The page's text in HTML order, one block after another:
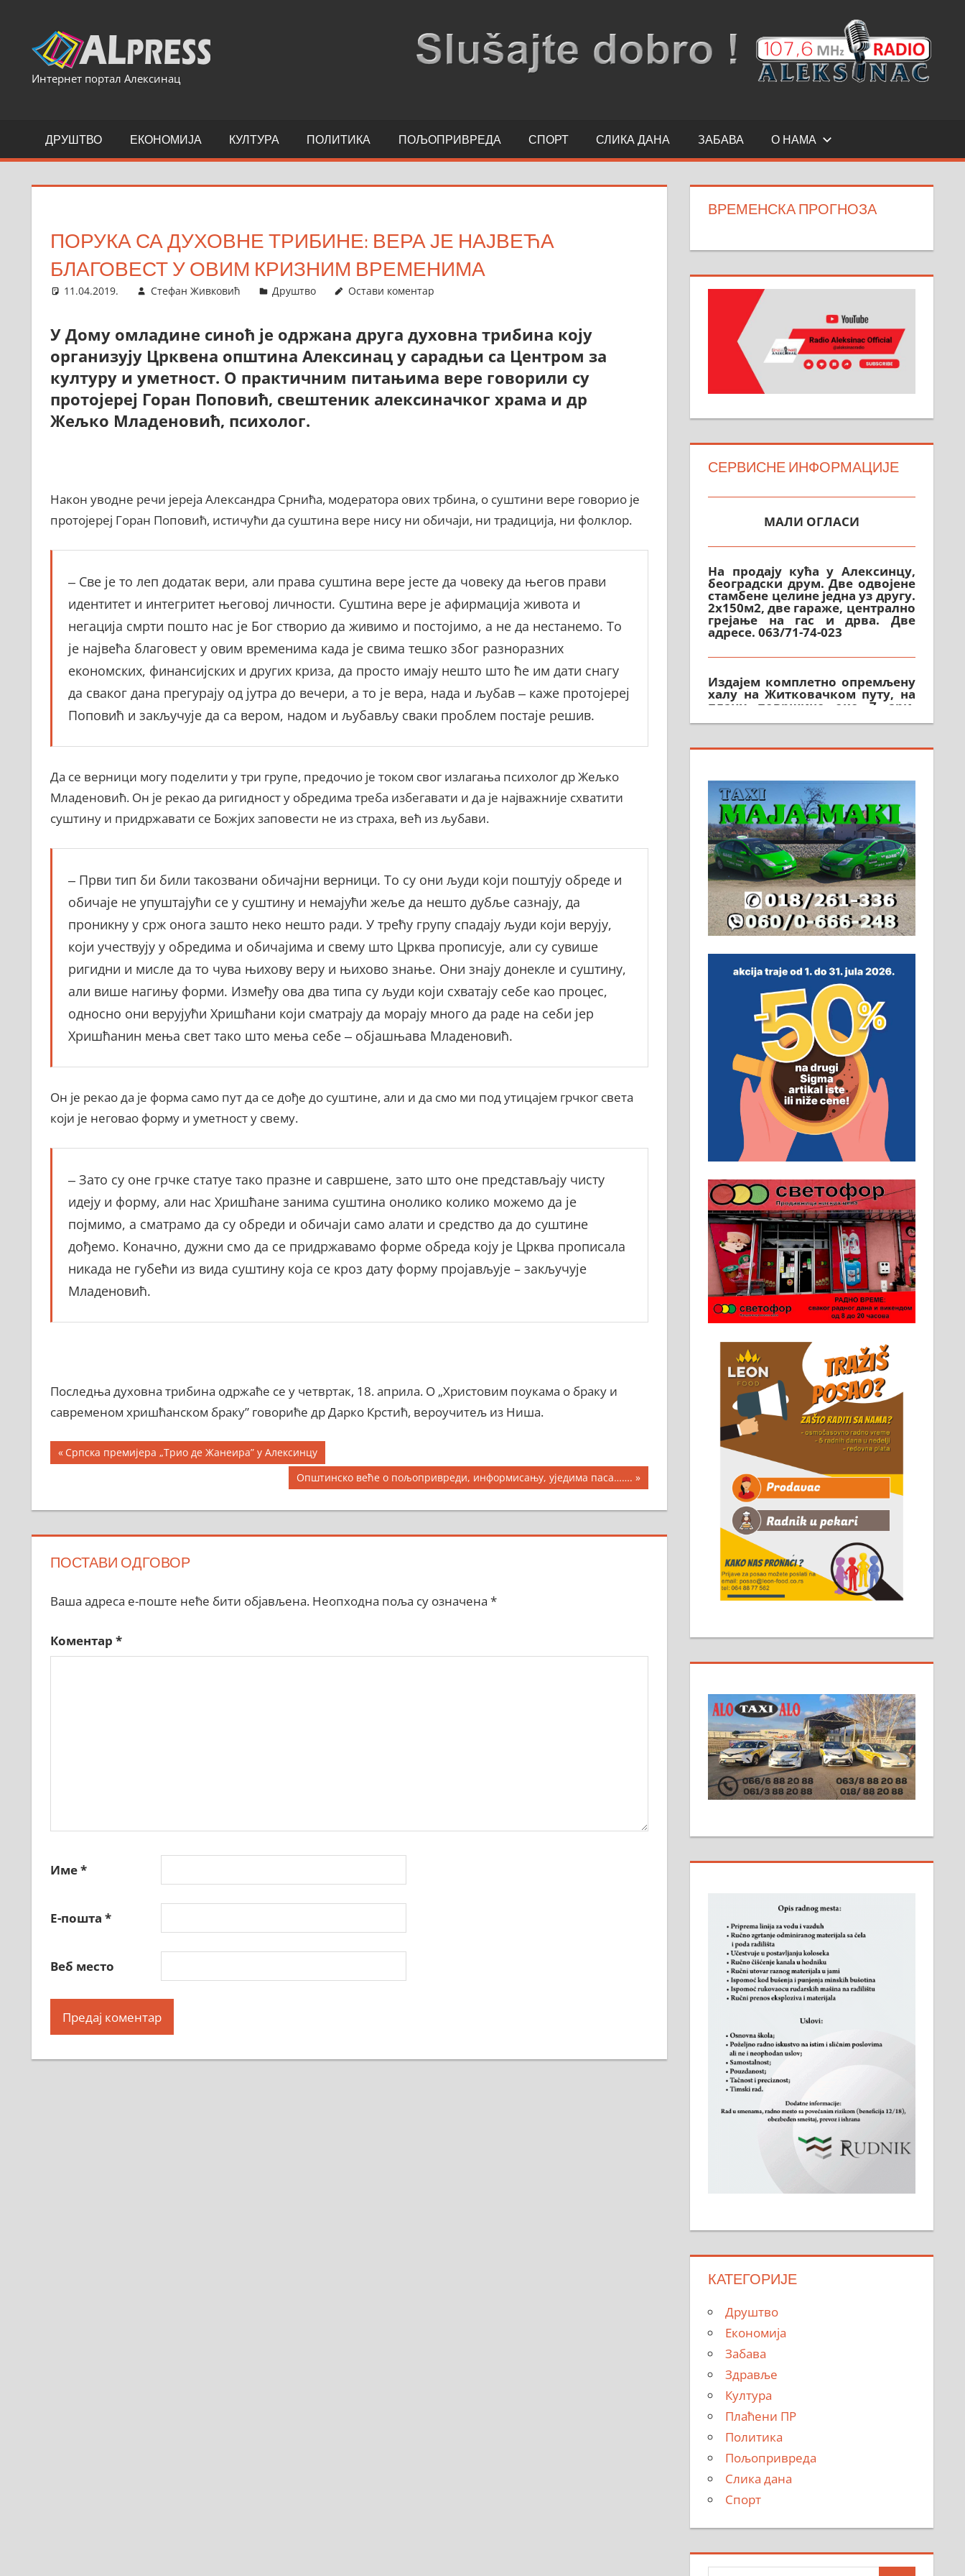
content
Интернет портал Алексинац
ДРУШТВО ЕКОНОМИЈА КУЛТУРА ПОЛИТИКА ПОЉОПРИВРЕДА СПОРТ СЛИКА ДАНА ЗАБАВА О НАМА
ПОРУКА СА ДУХОВНЕ ТРИБИНЕ: ВЕРА ЈЕ НАЈВЕЋА
БЛАГОВЕСТ У ОВИМ КРИЗНИМ ВРЕМЕНИМА
11.04.2019. Стефан Живковић Друштво Остави коментар
У Дому омладине синоћ је одржана друга духовна трибина коју
организују Црквена општина Алексинац у сарадњи са Центром за
културу и уметност. О практичним питањима вере говорили су
протојереј Горан Поповић, свештеник алексиначког храма и др
Жељко Младеновић, психолог.
Након уводне речи јереја Александра Срнића, модератора ових трбина, о суштини вере говорио је
протојереј Горан Поповић, истичући да суштина вере нису ни обичаји, ни традиција, ни фолклор.
‒ Све је то леп додатак вери, али права суштина вере јесте да човеку да његов прави
идентитет и интегритет његовој личности. Суштина вере је афирмација живота и
негација смрти пошто нас је Бог створио да живимо и постојимо, а не да нестанемо. То
је највећа благовест у овим временима када је свима тешко због разноразних
економских, финансијских и других криза, да просто имају нешто што ће им дати снагу
да сваког дана прегурају од јутра до вечери, а то је вера, нада и љубав ‒ каже протојереј
Поповић и закључује да са вером, надом и љубављу сваки проблем постаје решив.
Да се верници могу поделити у три групе, предочио је током свог излагања психолог др Жељко
Младеновић. Он је рекао да ригидност у обредима треба избегавати и да је најважније схватити
суштину и придржавати се Божјих заповести не из страха, већ из љубави.
‒ Први тип би били такозвани обичајни верници. То су они људи који поштују обреде и
обичаје не упуштајући се у суштину и немајући жеље да нешто дубље сазнају, да
проникну у срж онога зашто неко нешто ради. У трећу групу спадају људи који верују,
који учествују у обредима и обичајима и свему што Црква прописује, али су сувише
ригидни и мисле да то чува њихову веру и њихово знање. Они знају донекле и суштину,
али више нагињу форми. Између ова два типа су људи који схватају себе као процес,
односно они верујући Хришћани који сматрају да морају много да раде на себи јер
Хришћанин мења свет тако што мења себе ‒ објашњава Младеновић.
Он је рекао да је форма само пут да се дође до суштине, али и да смо ми под утицајем грчког света
који је неговао форму и уметност у свему.
‒ Зато су оне грчке статуе тако празне и савршене, зато што оне представљају чисту
идеју и форму, али нас Хришћане занима суштина онолико колико можемо да је
појмимо, а сматрамо да су обреди и обичаји само алати и средство да до суштине
дођемо. Коначно, дужни смо да се придржавамо форме обреда коју је Црква прописала
никада не губећи из вида суштину која се кроз дату форму пројављује – закључује
Младеновић.
Последња духовна трибина одржаће се у четвртак, 18. априла. О „Христовим поукама о браку и
савременом хришћанском браку” говориће др Дарко Крстић, вероучитељ из Ниша.
Кретање
Previous
Post:
Српска премијера „Трио де Жанеира” у Алексинцу
Next
Post:
Општинско веће о пољопривреди, информисању, уједима паса…….
ПОСТАВИ ОДГОВОР
Ваша адреса е-поште неће бити објављена. Неопходна поља су означена *
Коментар *
Име*
Е-пошта *
Веб место
ВРЕМЕНСКА ПРОГНОЗА
СЕРВИСНЕ ИНФОРМАЦИЈЕ
београдски друм. Две одвојене
стамбене целине једна уз другу.
2х150м2, две гараже, централно
грејање на гас и дрва. Две
адресе. 063/71-74-023
халу на Житковачком путу, на
плацу површине око 7 ари.
064/321-80-51; 063/102-35-25
На продају легализована, нова,
м2 са плацем од 8 ари у
Зеленом виру у Алексинцу.
Могућа замена. 064/21-63-584
ПОСЛОВНИ ОГЛАСИ
Рудник и флотација Рудник
д.о.о. Рудник запошљава 20
помоћника рудара. Услови:
Основна школа, пожељно
радно искуство на истим и
сличним пословима, али не и
неопходан услов. Обезбеђен
смештај, превоз, исхрана.
032/57-41-122 – локал 22
Пружам услуге завршних
радова у грађевини,
хидроизолације и молерских
радова. 061/25-28-058
Ало таксију потребан возач са Б
категоријом. 064/02-85-511
Потребна два радника за рад на
стоваришту „Липа промет” у
Алексинцу. За више
информација доћи лично на
стовариште у улици Максима
Горког 26 сваког радног дана од
8 до 15 часова. 063/465-045
Чистим све врсте димњака.
КАТЕГОРИЈЕ
Друштво
Економија
Забава
Здравље
Култура
Плаћени ПР
Политика
Пољопривреда
Слика дана
Спорт